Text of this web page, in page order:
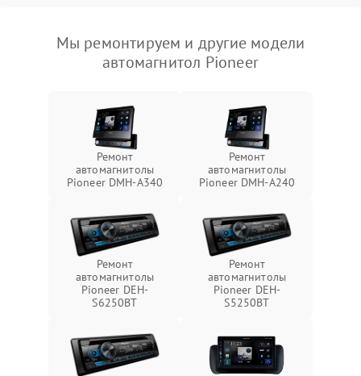
Мы ремонтируем и другие модели
автомагнитол Pioneer
Ремонт
автомагнитолы
Pioneer DMH-A340
Ремонт
автомагнитолы
Pioneer DMH-A240
Ремонт
автомагнитолы
Pioneer DEH-
S6250BT
Ремонт
автомагнитолы
Pioneer DEH-
S5250BT